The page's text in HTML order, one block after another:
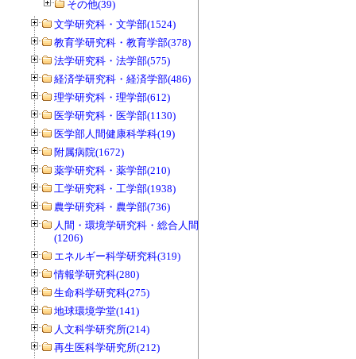
その他(39)
文学研究科・文学部(1524)
教育学研究科・教育学部(378)
法学研究科・法学部(575)
経済学研究科・経済学部(486)
理学研究科・理学部(612)
医学研究科・医学部(1130)
医学部人間健康科学科(19)
附属病院(1672)
薬学研究科・薬学部(210)
工学研究科・工学部(1938)
農学研究科・農学部(736)
人間・環境学研究科・総合人間学部
(1206)
エネルギー科学研究科(319)
情報学研究科(280)
生命科学研究科(275)
地球環境学堂(141)
人文科学研究所(214)
再生医科学研究所(212)